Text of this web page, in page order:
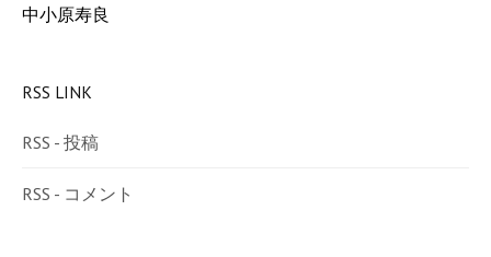
中小原寿良
RSS LINK
RSS - 投稿
RSS - コメント